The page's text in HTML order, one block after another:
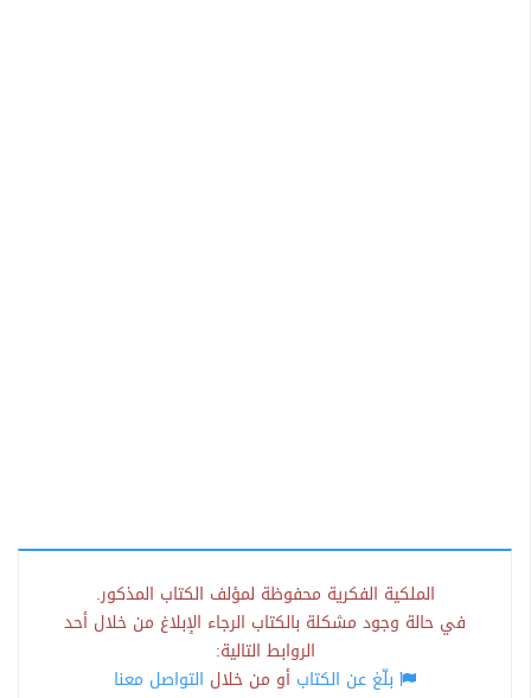
الملكية الفكرية محفوظة لمؤلف الكتاب المذكور.
في حالة وجود مشكلة بالكتاب الرجاء الإبلاغ من خلال أحد
الروابط التالية:
بلّغ عن الكتاب أو من خلال التواصل معنا